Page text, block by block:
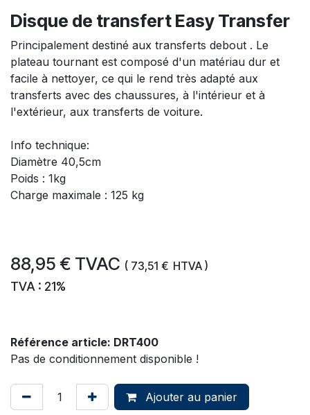
Disque de transfert Easy Transfer
Principalement destiné aux transferts debout . Le
plateau tournant est composé d'un matériau dur et
facile à nettoyer, ce qui le rend très adapté aux
transferts avec des chaussures, à l'intérieur et à
l'extérieur, aux transferts de voiture.
Info technique:
Diamètre 40,5cm
Poids : 1kg
Charge maximale : 125 kg
88,95 € TVAC ( 73,51 € HTVA )
TVA : 21%
Référence article: DRT400
Pas de conditionnement disponible !
Ajouter au panier